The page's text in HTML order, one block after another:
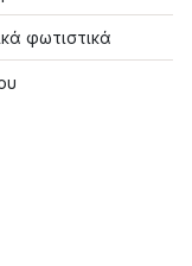
φωτιστικά